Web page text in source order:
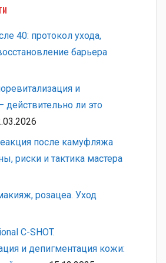
40: протокол ухода,
барьера
и
действительно ли это
после камуфляжа
риски и тактика мастера
розацеа. Уход
C-SHOT.
и депигментация кожи: